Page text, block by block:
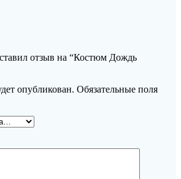
отзыв на “Костюм Дождь
опубликован. Обязательные поля